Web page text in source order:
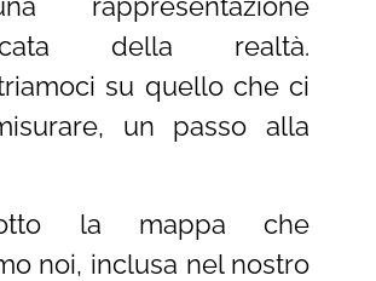
rappresentazione
della realtà.
su quello che ci
un passo alla
la mappa che
noi, inclusa nel nostro